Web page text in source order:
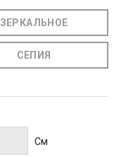
ЗЕРКАЛЬНОЕ
СЕПИЯ
Cм